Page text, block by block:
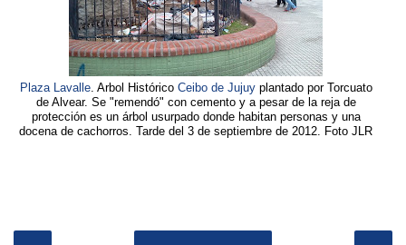
Plaza Lavalle. Arbol HistóricoCeibo de Jujuyplantado por Torcuato
de Alvear. Se "remendó" con cemento y a pesar de la reja de
protección es un árbol usurpado donde habitan personas y una
docena de cachorros. Tarde del 3 de septiembre de 2012. Foto JLR